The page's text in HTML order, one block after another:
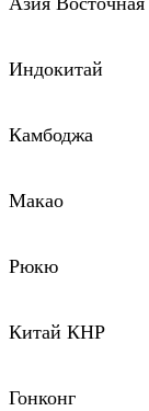
Индокитай
Камбоджа
Макао
Рюкю
Китай КНР
Гонконг